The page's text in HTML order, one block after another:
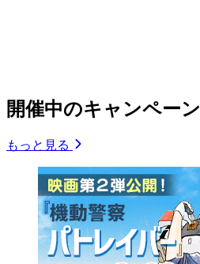
開催中のキャンペーン
もっと見る